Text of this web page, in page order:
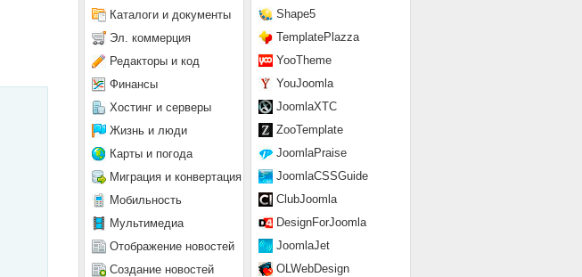
Shape5
TemplatePlazza
YooTheme
YouJoomla
JoomlaXTC
ZooTemplate
JoomlaPraise
JoomlaCSSGuide
ClubJoomla
DesignForJoomla
JoomlaJet
OLWebDesign
Каталоги и документы
Эл. коммерция
Редакторы и код
Финансы
Хостинг и серверы
Жизнь и люди
Карты и погода
Миграция и конвертация
Мобильность
Мультимедиа
Отображение новостей
Создание новостей